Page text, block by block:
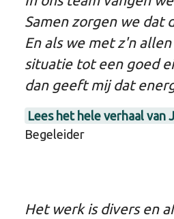
Samen zorgen we dat
En als we met z'n
situatie tot een goed
dan geeft mij dat
Lees het hele verhaal van
Begeleider
Het werk is divers en